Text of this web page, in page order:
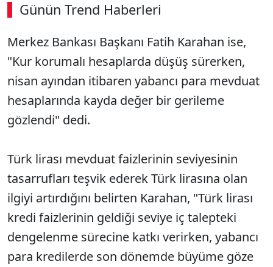
Günün Trend Haberleri
Merkez Bankası Başkanı Fatih Karahan ise,
"Kur korumalı hesaplarda düşüş sürerken,
nisan ayından itibaren yabancı para mevduat
hesaplarında kayda değer bir gerileme
gözlendi" dedi.
Türk lirası mevduat faizlerinin seviyesinin
tasarrufları teşvik ederek Türk lirasına olan
ilgiyi artırdığını belirten Karahan, "Türk lirası
kredi faizlerinin geldiği seviye iç talepteki
dengelenme sürecine katkı verirken, yabancı
para kredilerde son dönemde büyüme göze